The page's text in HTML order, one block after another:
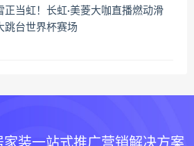
正当虹！长虹·美菱大咖直播燃动滑
跳台世界杯赛场
装一站式推广营销解决方案